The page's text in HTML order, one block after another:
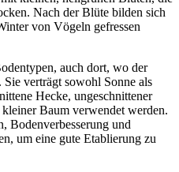
Nach der Blüte bilden sich
von Vögeln gefressen
auch dort, wo der
verträgt sowohl Sonne als
Hecke, ungeschnittener
Baum verwendet werden.
Bodenverbesserung und
um eine gute Etablierung zu